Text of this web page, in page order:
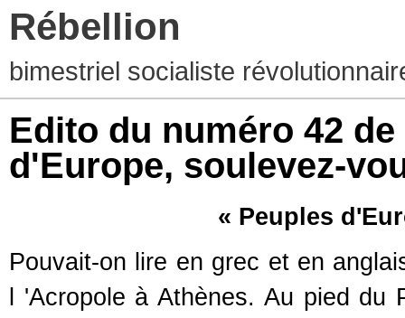
Rébellion
bimestriel socialiste
Edito du numéro 42
d'Europe, soulevez-
« Peuples
Pouvait-on lire en grec et en
l 'Acropole à Athènes. Au pied